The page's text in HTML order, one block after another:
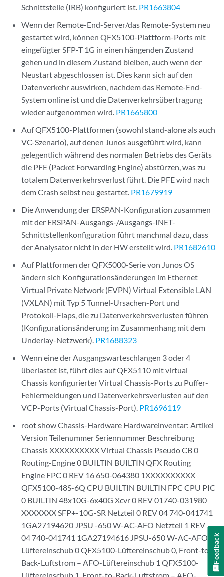
Schnittstelle (IRB) konfiguriert ist. PR1663804
Wenn der Remote-End-Server/das Remote-System neu
gestartet wird, können QFX5100-Plattform-Ports mit
eingefügter SFP-T 1G in einen hängenden Zustand
gehen und in diesem Zustand bleiben, auch wenn der
Neustart abgeschlossen ist. Dies kann sich auf den
Datenverkehr auswirken, nachdem das Remote-End-
System online ist und die Datenverkehrsübertragung
wieder aufgenommen wird. PR1665800
Auf QFX5100-Plattformen (sowohl stand-alone als auch
VC-Szenario), auf denen Junos ausgeführt wird, kann
gelegentlich während des normalen Betriebs des Geräts
die PFE (Packet Forwarding Engine) abstürzen, was zu
totalem Datenverkehrsverlust führt. Die PFE wird nach
dem Crash selbst neu gestartet. PR1679919
Die Anwendung der ERSPAN-Konfiguration zusammen
mit der ERSPAN-Ausgangs-/Ausgangs-INET-
Schnittstellenkonfiguration führt manchmal dazu, dass
der Analysator nicht in der HW erstellt wird. PR1682610
Auf Plattformen der QFX5000-Serie von Junos OS
ändern sich Konfigurationsänderungen im Ethernet
Virtual Private Network (EVPN) Virtual Extensible LAN
(VXLAN) mit Typ 5 Tunnel-Ursachen-Port und
Protokoll-Flaps, die zu Datenverkehrsverlusten führen
(Konfigurationsänderung im Zusammenhang mit dem
Underlay-Netzwerk). PR1688323
Wenn eine der Ausgangswarteschlangen 3 oder 4
überlastet ist, führt dies auf QFX5110 mit virtual
Chassis konfigurierter Virtual Chassis-Ports zu Puffer-
Fehlermeldungen und Datenverkehrsverlusten auf den
VCP-Ports (Virtual Chassis-Port). PR1696119
root show Chassis-Hardware Hardwareinventar: Artikel
Version Teilenummer Seriennummer Beschreibung
Chassis XXXXXXXXXX Virtual Chassis Pseudo CB 0
Routing-Engine 0 BUILTIN BUILTIN QFX Routing
Engine FPC 0 REV 16 650-064380 1XXXXXXXXXX
QFX5100-48S-6Q CPU BUILTIN BUILTIN FPC CPU PIC
0 BUILTIN 48x10G-6x40G Xcvr 0 REV 01740-031980
XXXXXXX SFP+-10G-SR Netzteil 0 REV 04 740-041741
1GA27194620 JPSU -650 W-AC-AFO Netzteil 1 REV
04 740-041741 1GA27194616 JPSU-650 W-AC-AFO
Lüftereinschub 0 QFX5100-Lüftereinschub 0, Front-to-
Back-Luftstrom – AFO-Lüftereinschub 1 QFX5100-
Feedback